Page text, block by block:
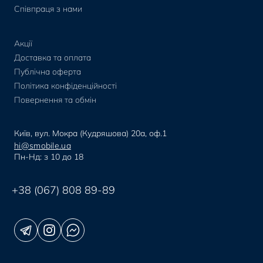
Співпраця з нами
Акції
Доставка та оплата
Публічна оферта
Політика конфіденційності
Повернення та обмін
Київ, вул. Мокра (Кудряшова) 20а, оф.1
hi@smobile.ua
Пн-Нд: з 10 до 18
+38 (067) 808 89-89